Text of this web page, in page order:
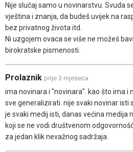
Nije slučaj samo u novinarstvu. Svuda
vještina i znanja, da budeš uvijek na
bez privatnog života itd.
Ni uzgojem ovaca se više ne možeš
birokratske pismenosti.
Prolaznik prije 3 mjeseca
ima novinara i "novinara". kao što ima i
sve generalizirati. nije svaki novinar isti
je svaki medij isti, danas većina medija
koji se ne vodi društvenom
za jedan klik nevažnog sadržaja.